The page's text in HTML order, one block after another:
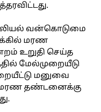
வன்கொடுமை
மரண
உறுதி செய்த
மேல்முறையீடு
மனுவை
மரண தண்டனைக்கு